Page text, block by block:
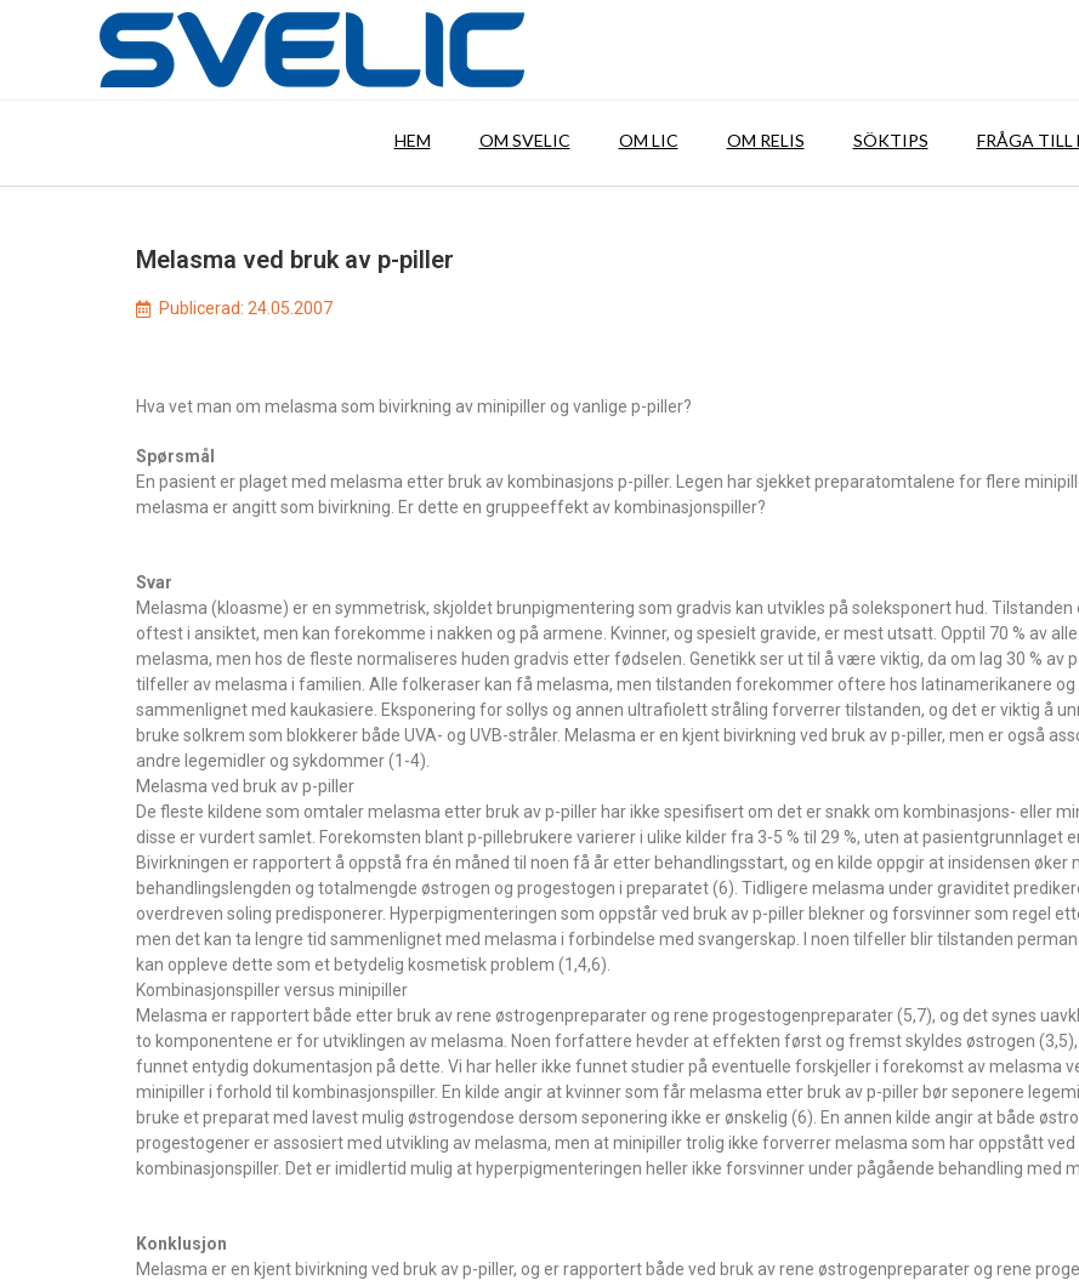
HEM OM SVELIC OM LIC OM RELIS SÖKTIPS FRÅGA TILL
Melasma ved bruk av p-piller
Publicerad: 24.05.2007
Hva vet man om melasma som bivirkning av minipiller og vanlige p-piller?
Spørsmål
En pasient er plaget med melasma etter bruk av kombinasjons p-piller. Legen har sjekket preparatomtalene for flere
melasma er angitt som bivirkning. Er dette en gruppeeffekt av kombinasjonspiller?
Svar
Melasma (kloasme) er en symmetrisk, skjoldet brunpigmentering som gradvis kan utvikles på soleksponert hud. Tilstanden
oftest i ansiktet, men kan forekomme i nakken og på armene. Kvinner, og spesielt gravide, er mest utsatt. Opptil 70 % av
melasma, men hos de fleste normaliseres huden gradvis etter fødselen. Genetikk ser ut til å være viktig, da om lag 30 % av
tilfeller av melasma i familien. Alle folkeraser kan få melasma, men tilstanden forekommer oftere hos latinamerikanere og
sammenlignet med kaukasiere. Eksponering for sollys og annen ultrafiolett stråling forverrer tilstanden, og det er viktig å
bruke solkrem som blokkerer både UVA- og UVB-stråler. Melasma er en kjent bivirkning ved bruk av p-piller, men er også
andre legemidler og sykdommer (1-4).
Melasma ved bruk av p-piller
De fleste kildene som omtaler melasma etter bruk av p-piller har ikke spesifisert om det er snakk om kombinasjons- eller
disse er vurdert samlet. Forekomsten blant p-pillebrukere varierer i ulike kilder fra 3-5 % til 29 %, uten at pasientgrunnlaget
Bivirkningen er rapportert å oppstå fra én måned til noen få år etter behandlingsstart, og en kilde oppgir at insidensen øker
behandlingslengden og totalmengde østrogen og progestogen i preparatet (6). Tidligere melasma under graviditet
overdreven soling predisponerer. Hyperpigmenteringen som oppstår ved bruk av p-piller blekner og forsvinner som regel
men det kan ta lengre tid sammenlignet med melasma i forbindelse med svangerskap. I noen tilfeller blir tilstanden
kan oppleve dette som et betydelig kosmetisk problem (1,4,6).
Kombinasjonspiller versus minipiller
Melasma er rapportert både etter bruk av rene østrogenpreparater og rene progestogenpreparater (5,7), og det synes
to komponentene er for utviklingen av melasma. Noen forfattere hevder at effekten først og fremst skyldes østrogen (3,5),
funnet entydig dokumentasjon på dette. Vi har heller ikke funnet studier på eventuelle forskjeller i forekomst av melasma
minipiller i forhold til kombinasjonspiller. En kilde angir at kvinner som får melasma etter bruk av p-piller bør seponere
bruke et preparat med lavest mulig østrogendose dersom seponering ikke er ønskelig (6). En annen kilde angir at både
progestogener er assosiert med utvikling av melasma, men at minipiller trolig ikke forverrer melasma som har oppstått ved
kombinasjonspiller. Det er imidlertid mulig at hyperpigmenteringen heller ikke forsvinner under pågående behandling med
Konklusjon
Melasma er en kjent bivirkning ved bruk av p-piller, og er rapportert både ved bruk av rene østrogenpreparater og rene